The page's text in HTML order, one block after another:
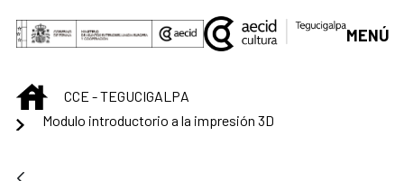
Saltar al contenido principal
MENÚ
INICIOCCE - TEGUCIGALPA
Modulo introductorio a la impresión 3D